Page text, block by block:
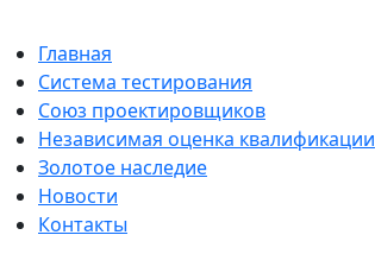
Главная
Система тестирования
Союз проектировщиков
Независимая оценка квалификации
Золотое наследие
Новости
Контакты